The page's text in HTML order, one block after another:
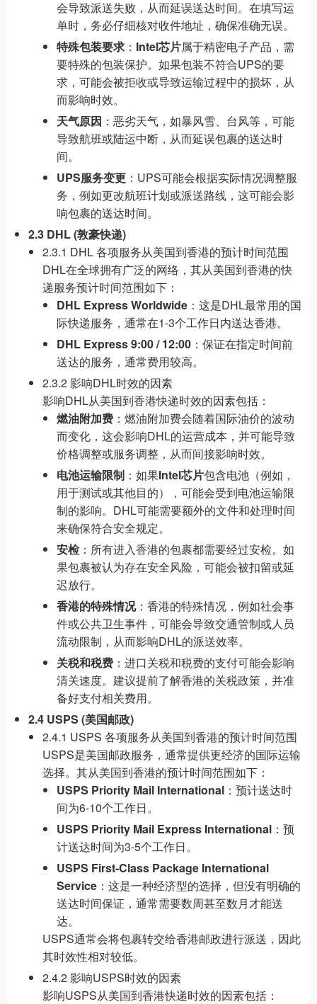
会导致派送失败，从而延误送达时间。在填写运
单时，务必仔细核对收件地址，确保准确无误。
特殊包装要求 ： Intel芯片属于精密电子产品，需
要特殊的包装保护。如果包装不符合UPS的要
求，可能会被拒收或导致运输过程中的损坏，从
而影响时效。
天气原因 ：恶劣天气，如暴风雪、台风等，可能
导致航班或陆运中断，从而延误包裹的送达时
间。
UPS服务变更 ：UPS可能会根据实际情况调整服
务，例如更改航班计划或派送路线，这可能会影
响包裹的送达时间。
2.3 DHL (敦豪快递)
2.3.1 DHL 各项服务从美国到香港的预计时间范围
DHL在全球拥有广泛的网络，其从美国到香港的快
递服务预计时间范围如下：
DHL Express Worldwide ：这是DHL最常用的国
际快递服务，通常在1-3个工作日内送达香港。
DHL Express 9:00 / 12:00 ：保证在指定时间前
送达的服务，通常费用较高。
2.3.2 影响DHL时效的因素
影响DHL从美国到香港快递时效的因素包括：
燃油附加费 ：燃油附加费会随着国际油价的波动
而变化，这会影响DHL的运营成本，并可能导致
价格调整或服务调整，从而间接影响时效。
电池运输限制 ：如果Intel芯片包含电池（例如，
用于测试或其他目的），可能会受到电池运输限
制的影响。DHL可能需要额外的文件和处理时间
来确保符合安全规定。
安检：所有进入香港的包裹都需要经过安检。如
果包裹被认为存在安全风险，可能会被扣留或延
迟放行。
香港的特殊情况：香港的特殊情况，例如社会事
件或公共卫生事件，可能会导致交通管制或人员
流动限制，从而影响DHL的派送效率。
关税和税费 ：进口关税和税费的支付可能会影响
清关速度。建议提前了解香港的关税政策，并准
备好支付相关费用。
2.4 USPS (美国邮政)
2.4.1 USPS 各项服务从美国到香港的预计时间范围
USPS是美国邮政服务，通常提供更经济的国际运输
选择。其从美国到香港的预计时间范围如下：
USPS Priority Mail International ：预计送达时
间为6-10个工作日。
USPS Priority Mail Express International ：预
计送达时间为3-5个工作日。
USPS First-Class Package International
Service ：这是一种经济型的选择，但没有明确的
送达时间保证，通常需要数周甚至数月才能送
达。
USPS通常会将包裹转交给香港邮政进行派送，因此
其时效性相对较低。
2.4.2 影响USPS时效的因素
影响USPS从美国到香港快递时效的因素包括：